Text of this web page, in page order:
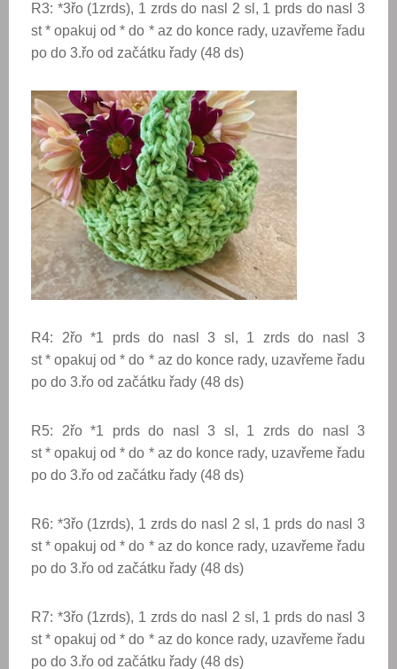
R3: *3řo (1zrds), 1 zrds do nasl 2 sl, 1 prds do nasl 3
st * opakuj od * do * az do konce rady, uzavřeme řadu
po do 3.řo od začátku řady (48 ds)
R4: 2řo *1 prds do nasl 3 sl, 1 zrds do nasl 3
st * opakuj od * do * az do konce rady, uzavřeme řadu
po do 3.řo od začátku řady (48 ds)
R5: 2řo *1 prds do nasl 3 sl, 1 zrds do nasl 3
st * opakuj od * do * az do konce rady, uzavřeme řadu
po do 3.řo od začátku řady (48 ds)
R6: *3řo (1zrds), 1 zrds do nasl 2 sl, 1 prds do nasl 3
st * opakuj od * do * az do konce rady, uzavřeme řadu
po do 3.řo od začátku řady (48 ds)
R7: *3řo (1zrds), 1 zrds do nasl 2 sl, 1 prds do nasl 3
st * opakuj od * do * az do konce rady, uzavřeme řadu
po do 3.řo od začátku řady (48 ds)